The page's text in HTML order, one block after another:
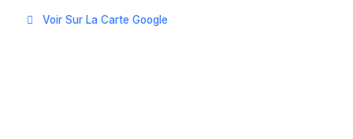
Voir Sur La Carte Google